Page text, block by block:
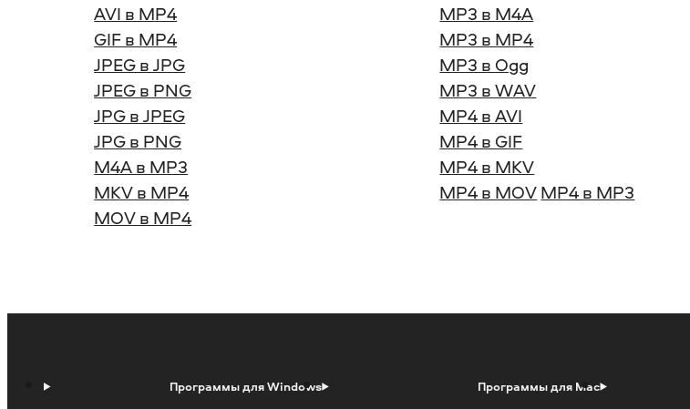
AVI в MP4
GIF в MP4
JPEG в JPG
JPEG в PNG
JPG в JPEG
JPG в PNG
M4A в MP3
MKV в MP4
MOV в MP4
MP3 в M4A
MP3 в MP4
MP3 в Ogg
MP3 в WAV
MP4 в AVI
MP4 в GIF
MP4 в MKV
MP4 в MOVMP4 в MP3
Программы для Windows
Программы для Mac